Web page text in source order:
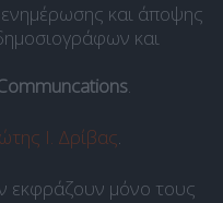
και άποψης
και
.
Ι. Δρίβας.
εκφράζουν μόνο τους